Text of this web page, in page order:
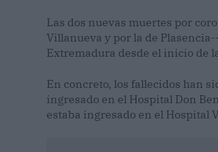
Las dos nuevas muertes por
Villanueva y por la de
Extremadura desde el inicio de
En concreto, los fallecidos han
ingresado en el Hospital Don
estaba ingresado en el Hospital